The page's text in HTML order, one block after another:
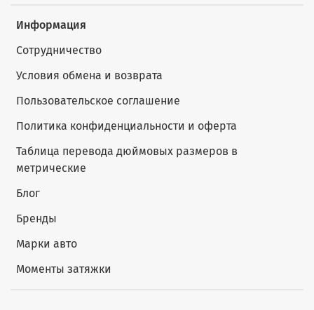
Информация
Сотрудничество
Условия обмена и возврата
Пользовательское соглашение
Политика конфиденциальности и оферта
Таблица перевода дюймовых размеров в
метрические
Блог
Бренды
Марки авто
Моменты затяжки